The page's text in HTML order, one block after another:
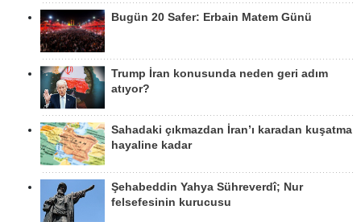
Bugün 20 Safer: Erbain Matem Günü
Trump İran konusunda neden geri adım
atıyor?
Sahadaki çıkmazdan İran’ı karadan kuşatma
hayaline kadar
Şehabeddin Yahya Sühreverdî; Nur
felsefesinin kurucusu